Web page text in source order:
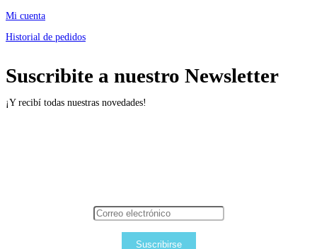
Mi cuenta
Historial de pedidos
Suscribite a nuestro Newsletter
¡Y recibí todas nuestras novedades!
Suscribirse